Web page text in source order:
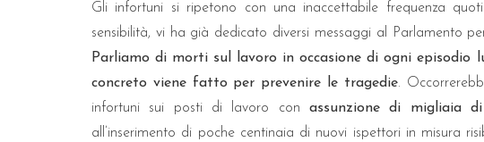
Gli infortuni si ripetono con una inaccettabile frequenza
sensibilità, vi ha già dedicato diversi messaggi al Parlamento
Parliamo di morti sul lavoro in occasione di ogni episodio
concreto viene fatto per prevenire le tragedie.
infortuni sui posti di lavoro con assunzione di migliaia
all’inserimento di poche centinaia di nuovi ispettori in misura